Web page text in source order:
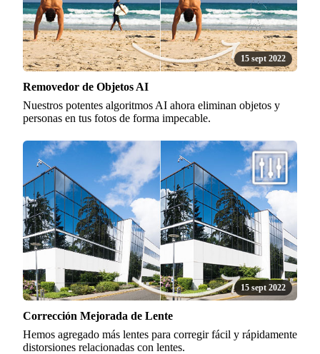
15 sept 2022
Removedor de Objetos AI
Nuestros potentes algoritmos AI ahora eliminan objetos y
personas en tus fotos de forma impecable.
15 sept 2022
Corrección Mejorada de Lente
Hemos agregado más lentes para corregir fácil y rápidamente
distorsiones relacionadas con lentes.